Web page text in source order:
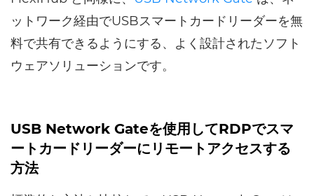
ットワーク経由でUSBスマートカードリーダーを無
料で共有できるようにする、よく設計されたソフト
ウェアソリューションです。
USB Network Gateを使用してRDPでスマ
ートカードリーダーにリモートアクセスする
方法